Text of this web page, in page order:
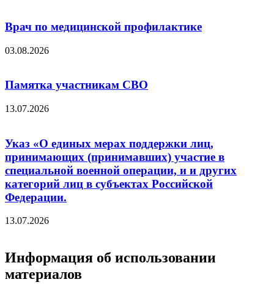
Врач по медицинской профилактике
03.08.2026
Памятка участникам СВО
13.07.2026
Указ «О единых мерах поддержки лиц,
принимающих (принимавших) участие в
специальной военной операции, и и других
категорий лиц в субъектах Российской
Федерации.
13.07.2026
Информация об использовании
материалов